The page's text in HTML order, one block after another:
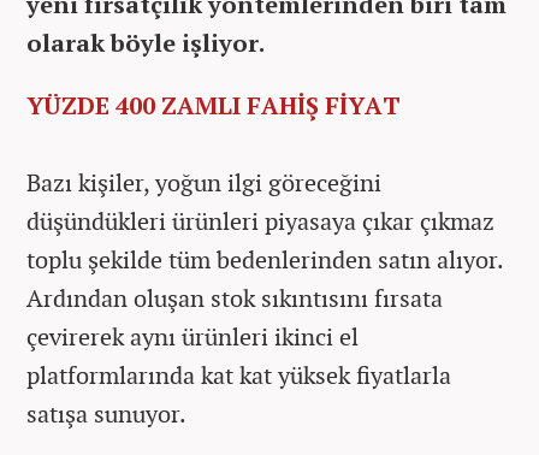
olarak böyle işliyor.
YÜZDE 400 ZAMLI FAHİŞ FİYAT
Bazı kişiler, yoğun ilgi göreceğini
düşündükleri ürünleri piyasaya çıkar çıkmaz
toplu şekilde tüm bedenlerinden satın alıyor.
Ardından oluşan stok sıkıntısını fırsata
çevirerek aynı ürünleri ikinci el
platformlarında kat kat yüksek fiyatlarla
satışa sunuyor.